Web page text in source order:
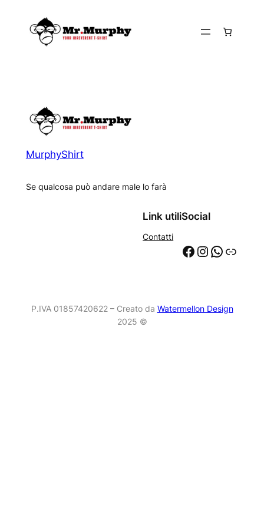
contenuto
MurphyShirt
Se qualcosa può andare male lo farà
Link utili
Contatti
Social
Facebook Instagram WhatsApp Link
P.IVA 01857420622 – Creato da Watermellon Design
2025 ©